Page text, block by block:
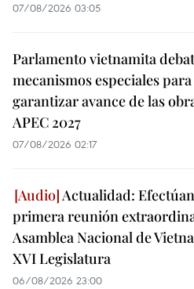
07/08/2026 03:05
Parlamento vietnamita
mecanismos especiales para
garantizar avance de las
APEC 2027
07/08/2026 02:17
Actualidad: Efectúan
primera reunión
Asamblea Nacional de
XVI Legislatura
06/08/2026 23:00